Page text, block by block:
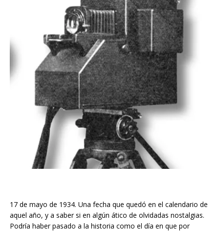
17 de mayo de 1934. Una fecha que quedó en el calendario de
aquel año, y a saber si en algún ático de olvidadas nostalgias.
Podría haber pasado a la historia como el día en que por